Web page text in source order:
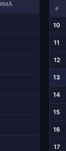
#
10
11
12
13
14
15
16
17